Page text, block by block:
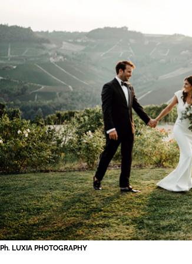
Ph. LUXIA PHOTOGRAPHY